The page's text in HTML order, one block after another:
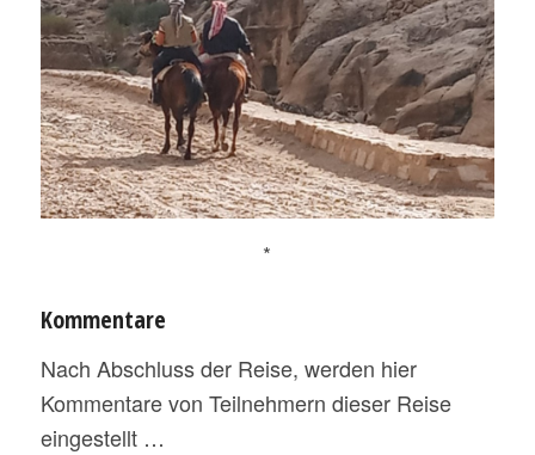
*
Kommentare
Nach Abschluss der Reise, werden hier
Kommentare von Teilnehmern dieser Reise
eingestellt …